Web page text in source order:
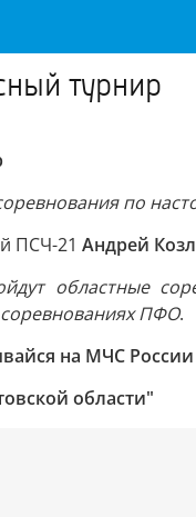
турнир
по
ПСЧ-21 Андрей
областные
соревнованиях ПФО.
на МЧС России
области"